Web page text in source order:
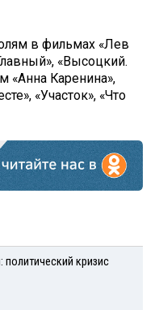
в фильмах «Лев
«Высоцкий.
«Анна Каренина»,
«Участок», «Что
политический кризис